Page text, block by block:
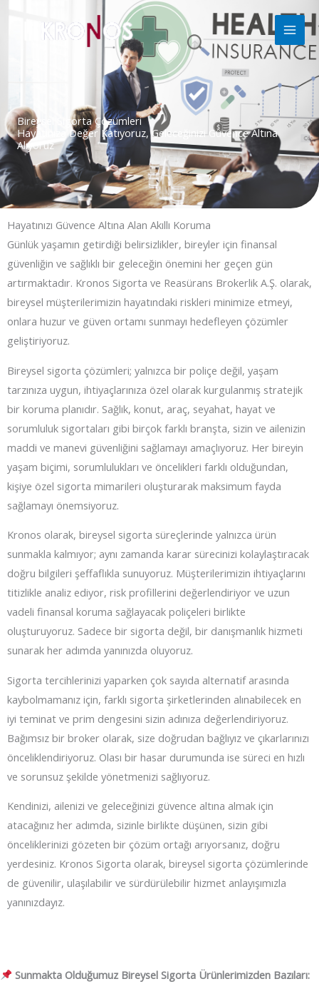
Bireysel Sigorta Çözümleri
Hayatınıza Değer Katıyoruz, Geleceğinizi Güvence Altına
Alıyoruz
Hayatınızı Güvence Altına Alan Akıllı Koruma
Günlük yaşamın getirdiği belirsizlikler, bireyler için finansal
güvenliğin ve sağlıklı bir geleceğin önemini her geçen gün
artırmaktadır. Kronos Sigorta ve Reasürans Brokerlik A.Ş. olarak,
bireysel müşterilerimizin hayatındaki riskleri minimize etmeyi,
onlara huzur ve güven ortamı sunmayı hedefleyen çözümler
geliştiriyoruz.
Bireysel sigorta çözümleri; yalnızca bir poliçe değil, yaşam
tarzınıza uygun, ihtiyaçlarınıza özel olarak kurgulanmış stratejik
bir koruma planıdır. Sağlık, konut, araç, seyahat, hayat ve
sorumluluk sigortaları gibi birçok farklı branşta, sizin ve ailenizin
maddi ve manevi güvenliğini sağlamayı amaçlıyoruz. Her bireyin
yaşam biçimi, sorumlulukları ve öncelikleri farklı olduğundan,
kişiye özel sigorta mimarileri oluşturarak maksimum fayda
sağlamayı önemsiyoruz.
Kronos olarak, bireysel sigorta süreçlerinde yalnızca ürün
sunmakla kalmıyor; aynı zamanda karar sürecinizi kolaylaştıracak
doğru bilgileri şeffaflıkla sunuyoruz. Müşterilerimizin ihtiyaçlarını
titizlikle analiz ediyor, risk profillerini değerlendiriyor ve uzun
vadeli finansal koruma sağlayacak poliçeleri birlikte
oluşturuyoruz. Sadece bir sigorta değil, bir danışmanlık hizmeti
sunarak her adımda yanınızda oluyoruz.
Sigorta tercihlerinizi yaparken çok sayıda alternatif arasında
kaybolmamanız için, farklı sigorta şirketlerinden alınabilecek en
iyi teminat ve prim dengesini sizin adınıza değerlendiriyoruz.
Bağımsız bir broker olarak, size doğrudan bağlıyız ve çıkarlarınızı
önceliklendiriyoruz. Olası bir hasar durumunda ise süreci en hızlı
ve sorunsuz şekilde yönetmenizi sağlıyoruz.
Kendinizi, ailenizi ve geleceğinizi güvence altına almak için
atacağınız her adımda, sizinle birlikte düşünen, sizin gibi
önceliklerinizi gözeten bir çözüm ortağı arıyorsanız, doğru
yerdesiniz. Kronos Sigorta olarak, bireysel sigorta çözümlerinde
de güvenilir, ulaşılabilir ve sürdürülebilir hizmet anlayışımızla
yanınızdayız.
Sunmakta Olduğumuz Bireysel Sigorta Ürünlerimizden Bazıları: